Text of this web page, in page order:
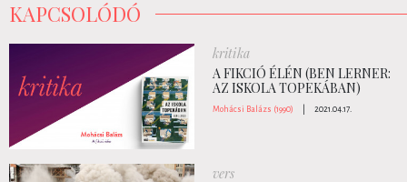
KAPCSOLÓDÓ
kritika
A FIKCIÓ ÉLÉN (BEN LERNER:
AZ ISKOLA TOPEKÁBAN)
Mohácsi Balázs (1990) 2021.04.17.
vers